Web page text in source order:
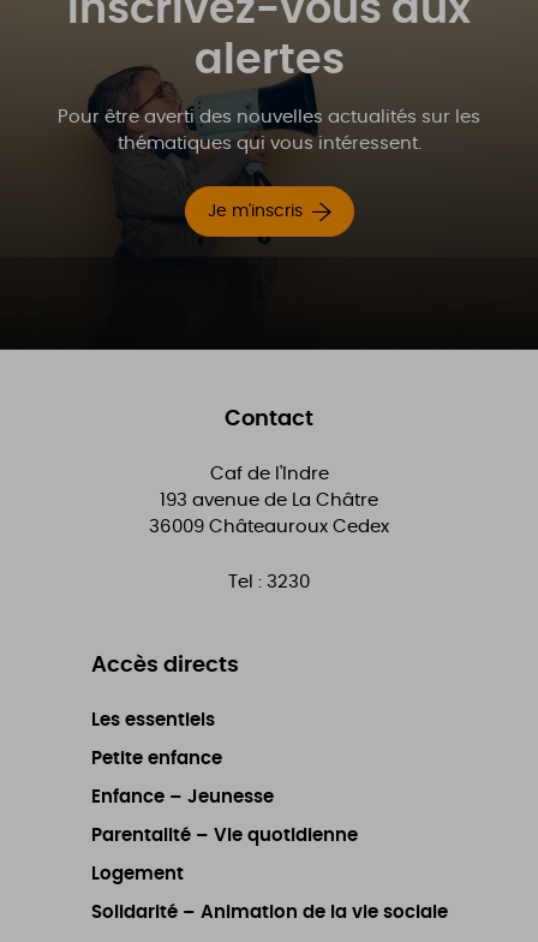
Inscrivez-vous aux
alertes
Pour être averti des nouvelles actualités sur les
thématiques qui vous intéressent.
Je m'inscris
Contact
Caf de l'Indre
193 avenue de La Châtre
36009 Châteauroux Cedex
Tel : 3230
Accès directs
Les essentiels
Petite enfance
Enfance – Jeunesse
Parentalité – Vie quotidienne
Logement
Solidarité – Animation de la vie sociale